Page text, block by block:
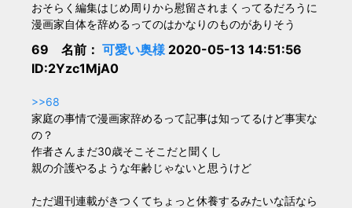
おそらく編集はじめ周りから慰留されまくってるだろうに
漫画家自体を辞めるってのはかなりのものがありそう
69 名前： 可愛い奥様2020-05-13 14:51:56
ID:2Yzc1MjA0
>>68
家庭の事情で漫画家辞めるって記事は知ってるけど事実な
の？
作者さんまだ30歳そこそこだと聞くし
親の介護やるような年齢じゃないと思うけど
ただ週刊連載がきつくてちょっと休養するみたいな話なら